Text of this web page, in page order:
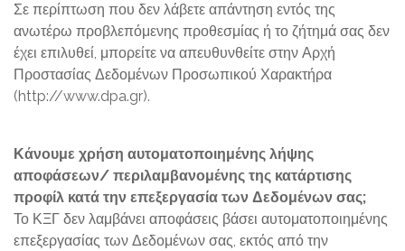
Σε περίπτωση που δεν λάβετε απάντηση εντός της
ανωτέρω προβλεπόμενης προθεσμίας ή το ζήτημά σας δεν
έχει επιλυθεί, μπορείτε να απευθυνθείτε στην Αρχή
Προστασίας Δεδομένων Προσωπικού Χαρακτήρα
(http://www.dpa.gr).
Κάνουμε χρήση αυτοματοποιημένης λήψης
αποφάσεων/ περιλαμβανομένης της κατάρτισης
προφίλ κατά την επεξεργασία των Δεδομένων σας;
Το ΚΞΓ δεν λαμβάνει αποφάσεις βάσει αυτοματοποιημένης
επεξεργασίας των Δεδομένων σας, εκτός από την